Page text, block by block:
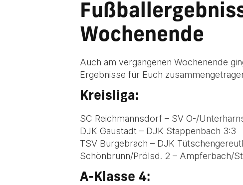
Wochenende
Auch am vergangenen Wochenende
Ergebnisse für Euch
Kreisliga:
SC Reichmannsdorf – SV O-/
DJK Gaustadt – DJK Stappenbach 3:3
TSV Burgebrach – DJK
Schönbrunn/Prölsd. 2 – Ampferbach/
A-Klasse 4: